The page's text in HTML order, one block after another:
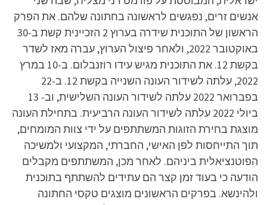
אנשים זרים, נפגשים לראשונה בחתונה שלהם. את הפרק
הראשון של התוכנית שידרה בערוץ 2 הזכיינית קשת ב-30
באוקטובר 2022, ולאחר פיצול הערוץ, עברה מאז לשדר
בקשת 12. את התוכנית מגיש עידו רוזנבלום. ב-10 במרץ
2022, עלתה לשידור העונה השנייה בקשת 12. ב-22
בפברואר 2022 עלתה לשידור העונה השלישית, וב- 13
ביולי 2022 עלתה לשידור העונה הרביעית. בתחילת העונה
מוצגת בחירת הזוגות המשתתפים על ידי צוות המומחים,
תוך התייחסות לפן האישי, החברתי, המקצועי ולמשיכה
הפוטנציאלית ביניהם. לאחר מכן, המשתתפים מקבלים
הודעה כי בעוד זמן קצר הם עתידים להשתתף בתוכנית
ולהינשא. בפרקים הראשונים מוצגים טקסי החתונה